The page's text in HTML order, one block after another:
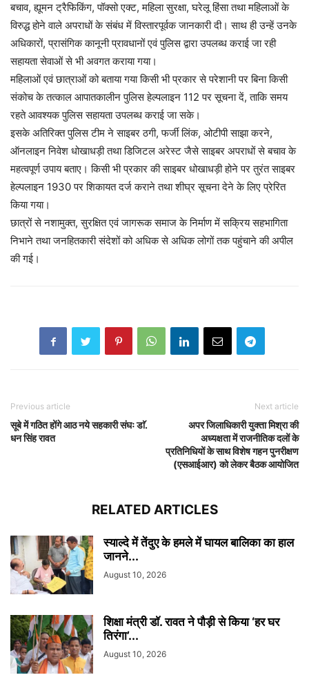
बचाव, ह्यूमन ट्रैफिकिंग, पॉक्सो एक्ट, महिला सुरक्षा, घरेलू हिंसा तथा महिलाओं के
विरुद्ध होने वाले अपराधों के संबंध में विस्तारपूर्वक जानकारी दी। साथ ही उन्हें उनके
अधिकारों, प्रासंगिक कानूनी प्रावधानों एवं पुलिस द्वारा उपलब्ध कराई जा रही
सहायता सेवाओं से भी अवगत कराया गया।
महिलाओं एवं छात्राओं को बताया गया किसी भी प्रकार से परेशानी पर बिना किसी
संकोच के तत्काल आपातकालीन पुलिस हेल्पलाइन 112 पर सूचना दें, ताकि समय
रहते आवश्यक पुलिस सहायता उपलब्ध कराई जा सके।
इसके अतिरिक्त पुलिस टीम ने साइबर ठगी, फर्जी लिंक, ओटीपी साझा करने,
ऑनलाइन निवेश धोखाधड़ी तथा डिजिटल अरेस्ट जैसे साइबर अपराधों से बचाव के
महत्वपूर्ण उपाय बताए। किसी भी प्रकार की साइबर धोखाधड़ी होने पर तुरंत साइबर
हेल्पलाइन 1930 पर शिकायत दर्ज कराने तथा शीघ्र सूचना देने के लिए प्रेरित
किया गया।
छात्रों से नशामुक्त, सुरक्षित एवं जागरूक समाज के निर्माण में सक्रिय सहभागिता
निभाने तथा जनहितकारी संदेशों को अधिक से अधिक लोगों तक पहुंचाने की अपील
की गई।
Previous article
सूबे में गठित होंगे आठ नये सहकारी संघः डाॅ.
धन सिंह रावत
Next article
अपर जिलाधिकारी युक्ता मिश्रा की
अध्यक्षता में राजनीतिक दलों के
प्रतिनिधियों के साथ विशेष गहन पुनरीक्षण
(एसआईआर) को लेकर बैठक आयोजित
RELATED ARTICLES
स्याल्दे में तेंदुए के हमले में घायल बालिका का हाल
जानने...
August 10, 2026
शिक्षा मंत्री डाॅ. रावत ने पौड़ी से किया ‘हर घर
तिरंगा’...
August 10, 2026